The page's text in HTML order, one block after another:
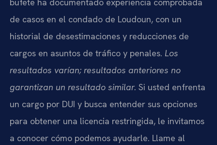
bufete ha documentado experiencia comprobada
de casos en el condado de Loudoun, con un
historial de desestimaciones y reducciones de
cargos en asuntos de tráfico y penales. Los
resultados varían; resultados anteriores no
garantizan un resultado similar. Si usted enfrenta
un cargo por DUI y busca entender sus opciones
para obtener una licencia restringida, le invitamos
a conocer cómo podemos ayudarle. Llame al